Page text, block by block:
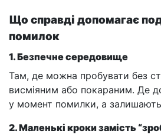
Що справді допомагає
помилок
1. Безпечне середовище
Там, де можна пробувати без
висміяним або покараним. Де
у момент помилки, а
2. Маленькі кроки замість